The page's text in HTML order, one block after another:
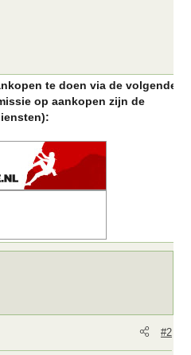
te doen via de volgende
op aankopen zijn de
#2